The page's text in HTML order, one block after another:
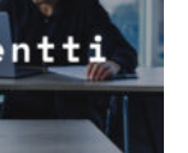
useampi
muunnelma.
Voit
tehdä